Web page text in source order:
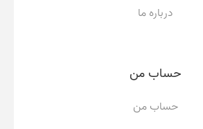
درباره ما
حساب من
حساب من